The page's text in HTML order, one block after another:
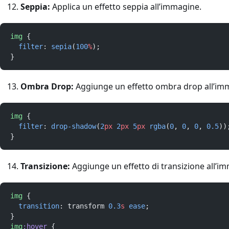
Seppia: Applica un effetto seppia all’immagine.
img {
filter: sepia(100%);
}
Ombra Drop: Aggiunge un effetto ombra drop
img {
filter: drop-shadow(2px 2px 5px rgba(0, 0, 0, 0.5
}
Transizione: Aggiunge un effetto di transizione
img {
transition: transform 0.3s ease;
}
img :hover {